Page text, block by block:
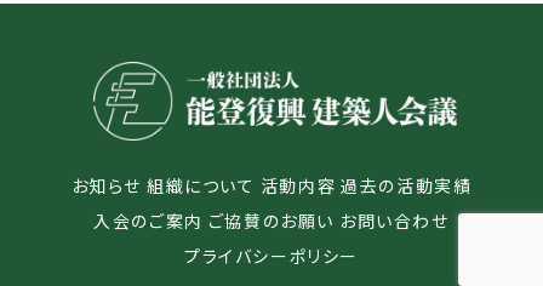
お知らせ 組織について 活動内容 過去の活動実績
入会のご案内 ご協賛のお願い お問い合わせ
プライバシーポリシー